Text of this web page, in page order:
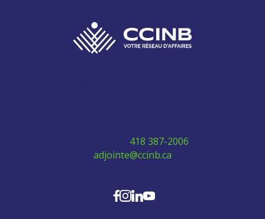
418 387-2006
adjointe@ccinb.ca